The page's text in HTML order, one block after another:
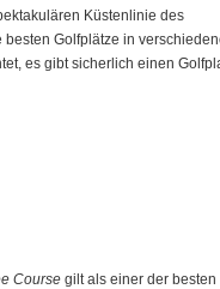
Küstenlinie des
Golfplätze in
es gibt sicherlich einen
Course gilt als einer der besten